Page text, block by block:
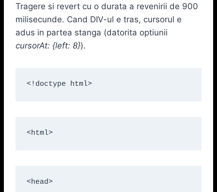
Tragere si revert cu o durata a revenirii de 900
milisecunde. Cand DIV-ul e tras, cursorul e
adus in partea stanga (datorita optiunii
cursorAt: {left: 8}).
<!doctype html>
<html>
<head>